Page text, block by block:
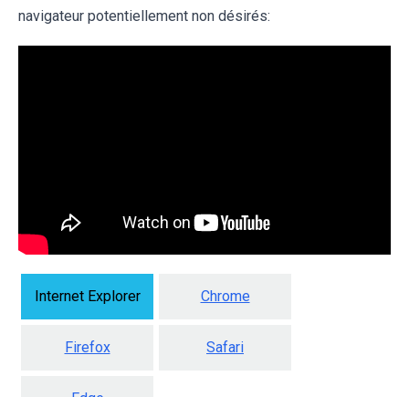
navigateur potentiellement non désirés:
Internet Explorer Chrome
Firefox Safari